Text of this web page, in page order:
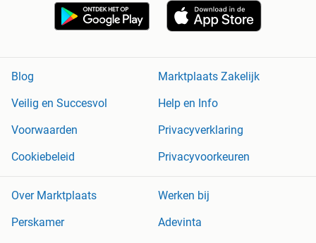
Blog
Marktplaats Zakelijk
Veilig en Succesvol
Help en Info
Voorwaarden
Privacyverklaring
Cookiebeleid
Privacyvoorkeuren
Over Marktplaats
Werken bij
Perskamer
Adevinta